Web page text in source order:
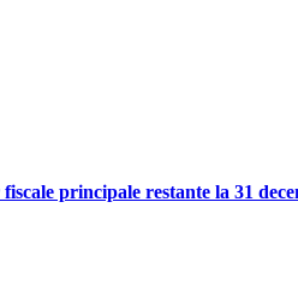
principale restante la 31